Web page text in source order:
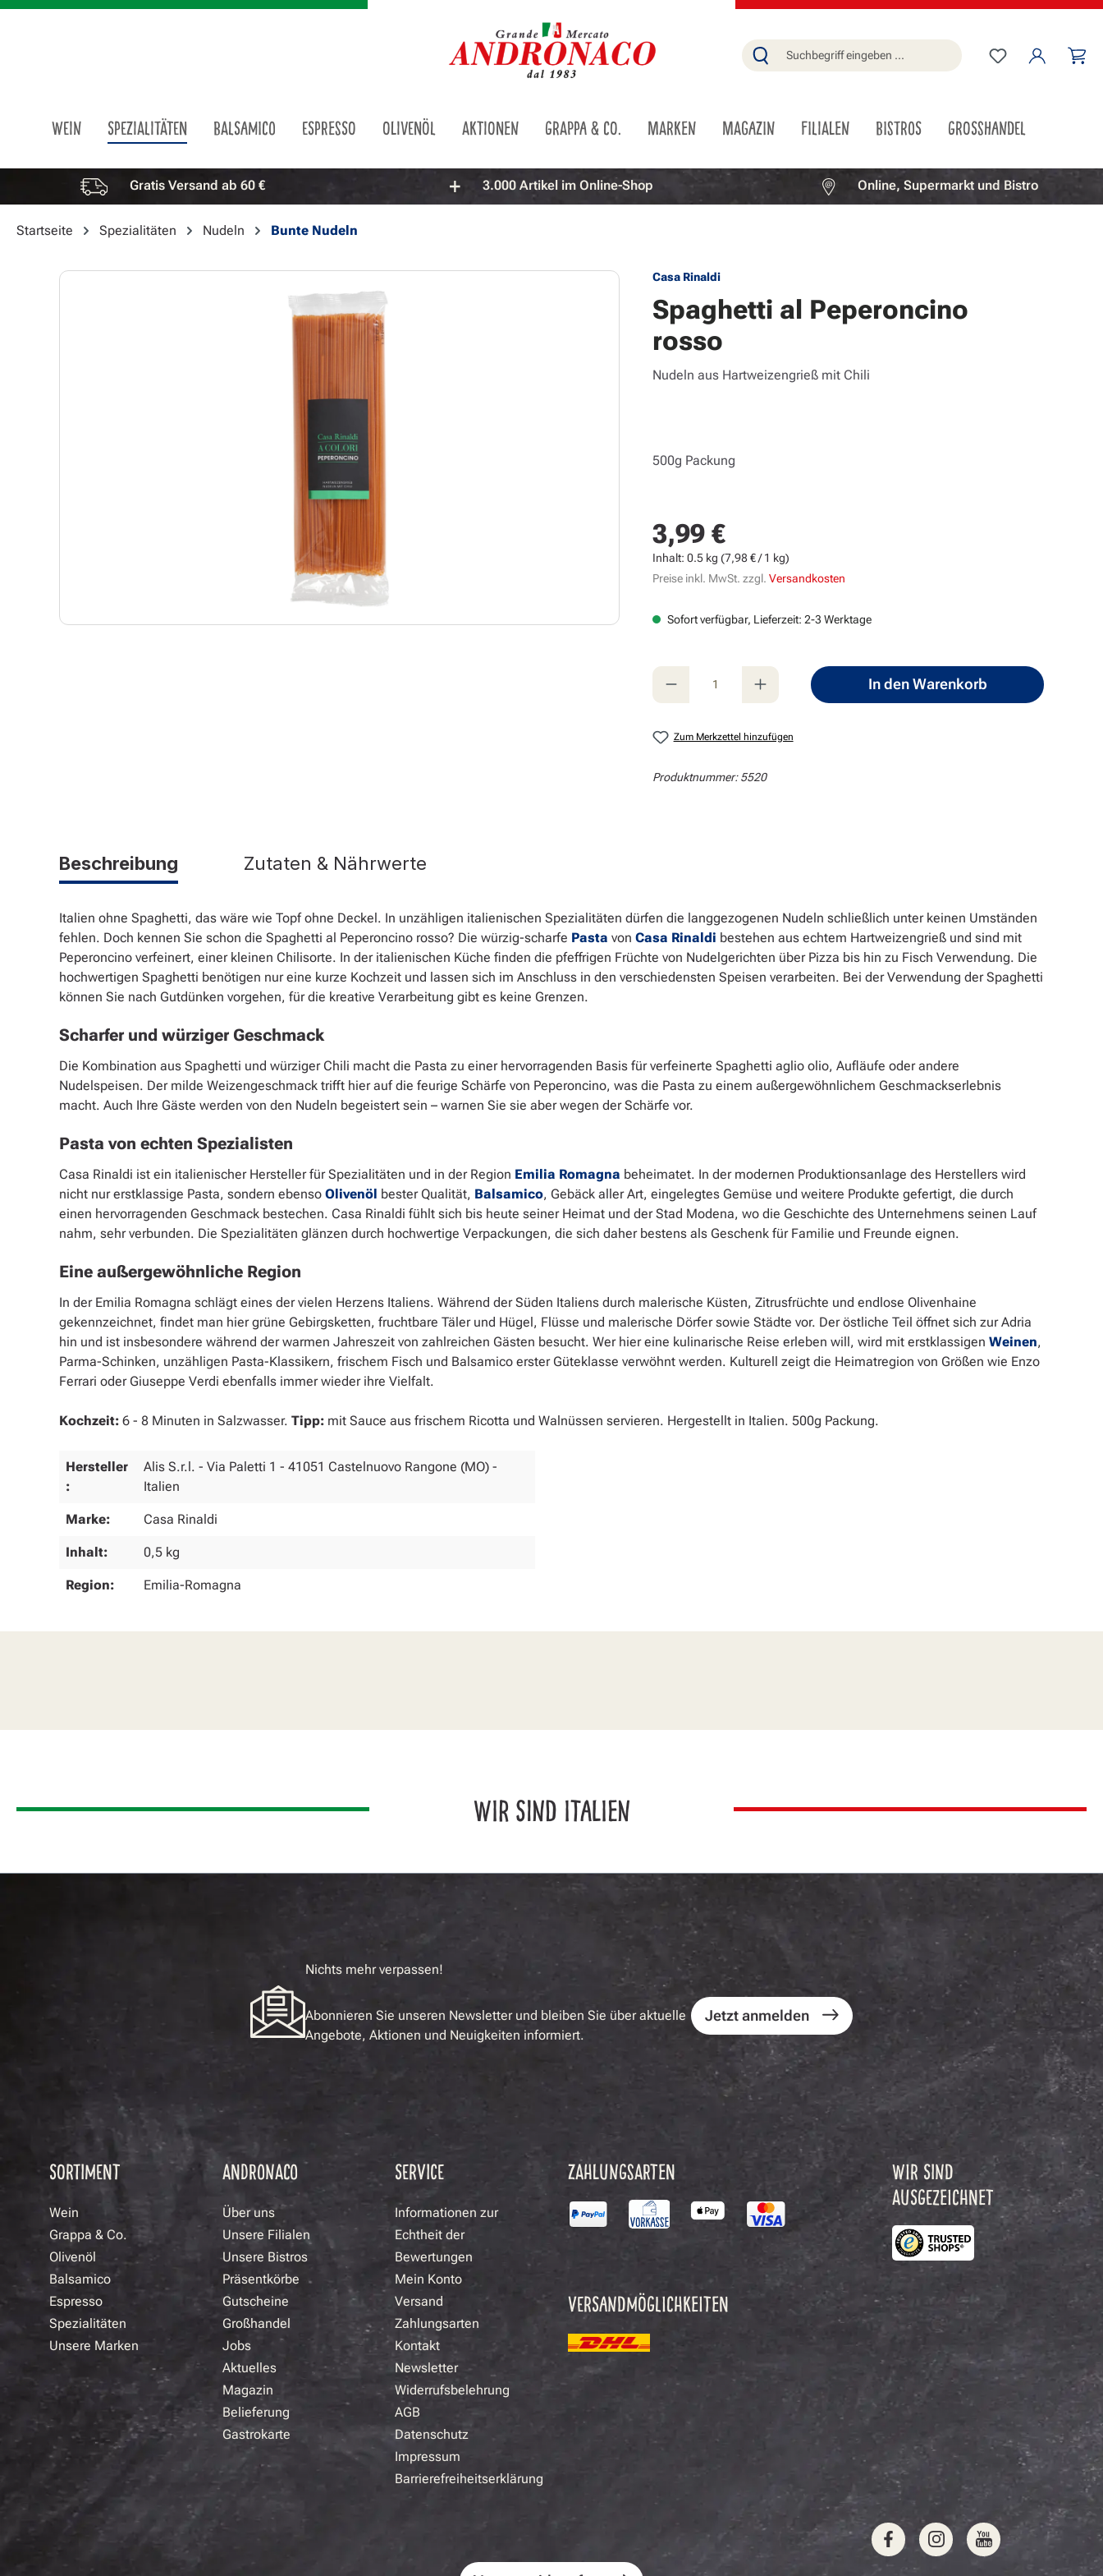
Du hast 0
WEIN SPEZIALITÄTEN BALSAMICO ESPRESSO OLIVENÖL AKTIONEN GRAPPA & CO. MARKEN MAGAZIN FILIALEN BISTROS GROSSHANDEL
Vorteile überspringen Gratis Versand ab 60 € 3.000 Artikel im Online-Shop Online, Supermarkt und Bistro
Startseite Spezialitäten Nudeln Bunte Nudeln
Bildergalerie überspringen Casa Rinaldi
Spaghetti al Peperoncino
rosso
Nudeln aus Hartweizengrieß mit Chili
500g Packung
Regulärer Preis:
3,99 €
Inhalt:0.5 kg(7,98 € / 1 kg)
Preise inkl. MwSt. zzgl.Versandkosten
Sofort verfügbar, Lieferzeit: 2-3 Werktage
Produkt Anzahl: Gib den gewünschten Wert ein
In den Warenkorb
Zum Merkzettel hinzufügen
Produktnummer:5520
Beschreibung Zutaten & Nährwerte
Italien ohne Spaghetti, das wäre wie Topf ohne Deckel. In unzähligen italienischen Spezialitäten dürfen die langgezogenen Nudeln schließlich unter keinen Umständen
fehlen. Doch kennen Sie schon die Spaghetti al Peperoncino rosso? Die würzig-scharfe Pasta von Casa Rinaldi bestehen aus echtem Hartweizengrieß und sind mit
Peperoncino verfeinert, einer kleinen Chilisorte. In der italienischen Küche finden die pfeffrigen Früchte von Nudelgerichten über Pizza bis hin zu Fisch Verwendung. Die
hochwertigen Spaghetti benötigen nur eine kurze Kochzeit und lassen sich im Anschluss in den verschiedensten Speisen verarbeiten. Bei der Verwendung der Spaghetti
können Sie nach Gutdünken vorgehen, für die kreative Verarbeitung gibt es keine Grenzen.
Scharfer und würziger Geschmack
Die Kombination aus Spaghetti und würziger Chili macht die Pasta zu einer hervorragenden Basis für verfeinerte Spaghetti aglio olio, Aufläufe oder andere
Nudelspeisen. Der milde Weizengeschmack trifft hier auf die feurige Schärfe von Peperoncino, was die Pasta zu einem außergewöhnlichem Geschmackserlebnis
macht. Auch Ihre Gäste werden von den Nudeln begeistert sein – warnen Sie sie aber wegen der Schärfe vor.
Pasta von echten Spezialisten
Casa Rinaldi ist ein italienischer Hersteller für Spezialitäten und in der Region Emilia Romagna beheimatet. In der modernen Produktionsanlage des Herstellers wird
nicht nur erstklassige Pasta, sondern ebenso Olivenöl bester Qualität, Balsamico, Gebäck aller Art, eingelegtes Gemüse und weitere Produkte gefertigt, die durch
einen hervorragenden Geschmack bestechen. Casa Rinaldi fühlt sich bis heute seiner Heimat und der Stad Modena, wo die Geschichte des Unternehmens seinen Lauf
nahm, sehr verbunden. Die Spezialitäten glänzen durch hochwertige Verpackungen, die sich daher bestens als Geschenk für Familie und Freunde eignen.
Eine außergewöhnliche Region
In der Emilia Romagna schlägt eines der vielen Herzens Italiens. Während der Süden Italiens durch malerische Küsten, Zitrusfrüchte und endlose Olivenhaine
gekennzeichnet, findet man hier grüne Gebirgsketten, fruchtbare Täler und Hügel, Flüsse und malerische Dörfer sowie Städte vor. Der östliche Teil öffnet sich zur Adria
hin und ist insbesondere während der warmen Jahreszeit von zahlreichen Gästen besucht. Wer hier eine kulinarische Reise erleben will, wird mit erstklassigen Weinen,
Parma-Schinken, unzähligen Pasta-Klassikern, frischem Fisch und Balsamico erster Güteklasse verwöhnt werden. Kulturell zeigt die Heimatregion von Größen wie Enzo
Ferrari oder Giuseppe Verdi ebenfalls immer wieder ihre Vielfalt.
Kochzeit: 6 - 8 Minuten in Salzwasser. Tipp: mit Sauce aus frischem Ricotta und Walnüssen servieren. Hergestellt in Italien. 500g Packung.
Hersteller
:
Alis S.r.l. - Via Paletti 1 - 41051 Castelnuovo Rangone (MO) -
Italien
Marke: Casa Rinaldi
Inhalt: 0,5 kg
Region: Emilia-Romagna
WIR SIND ITALIEN
Nichts mehr verpassen!
Abonnieren Sie unseren Newsletter und bleiben Sie über aktuelle
Angebote, Aktionen und Neuigkeiten informiert.
Jetzt anmelden
SORTIMENT
Wein
Grappa & Co.
Olivenöl
Balsamico
Espresso
Spezialitäten
Unsere Marken
ANDRONACO
Über uns
Unsere Filialen
Unsere Bistros
Präsentkörbe
Gutscheine
Großhandel
Jobs
Aktuelles
Magazin
Belieferung
Gastrokarte
SERVICE
Informationen zur
Echtheit der
Bewertungen
Mein Konto
Versand
Zahlungsarten
Kontakt
Newsletter
Widerrufsbelehrung
AGB
Datenschutz
Impressum
Barrierefreiheitserklärung
ZAHLUNGSARTEN
VERSANDMÖGLICHKEITEN
WIR SIND
AUSGEZEICHNET